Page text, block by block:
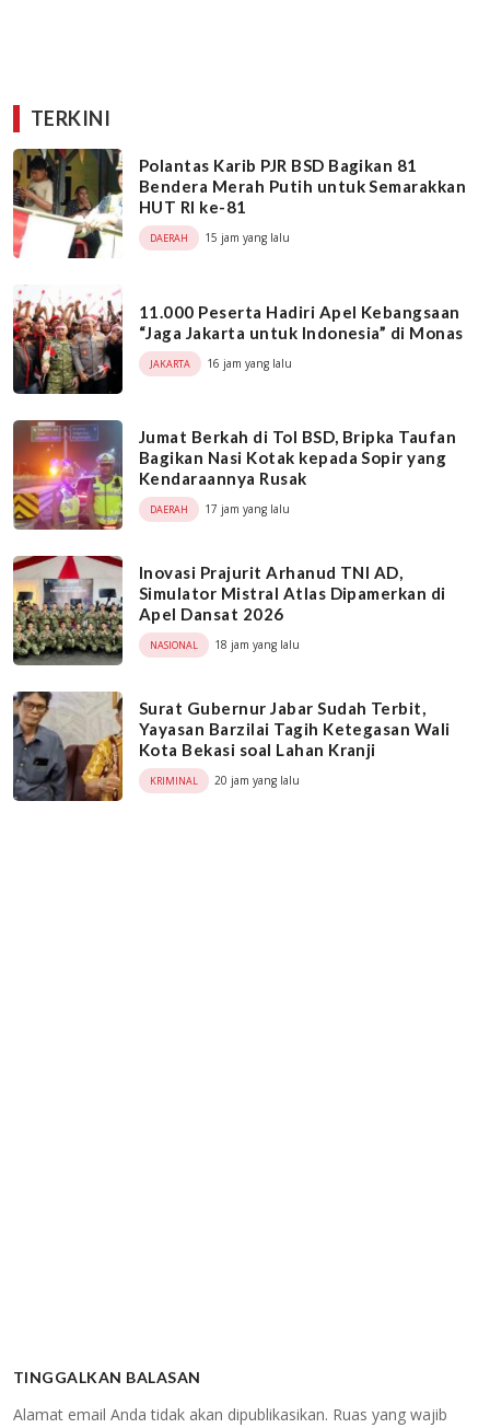
TERKINI
Polantas Karib PJR BSD Bagikan 81
Bendera Merah Putih untuk Semarakkan
HUT RI ke-81
DAERAH 15 jam yang lalu
11.000 Peserta Hadiri Apel Kebangsaan
“Jaga Jakarta untuk Indonesia” di Monas
JAKARTA 16 jam yang lalu
Jumat Berkah di Tol BSD, Bripka Taufan
Bagikan Nasi Kotak kepada Sopir yang
Kendaraannya Rusak
DAERAH 17 jam yang lalu
Inovasi Prajurit Arhanud TNI AD,
Simulator Mistral Atlas Dipamerkan di
Apel Dansat 2026
NASIONAL 18 jam yang lalu
Surat Gubernur Jabar Sudah Terbit,
Yayasan Barzilai Tagih Ketegasan Wali
Kota Bekasi soal Lahan Kranji
KRIMINAL 20 jam yang lalu
TINGGALKAN BALASAN
Alamat email Anda tidak akan dipublikasikan. Ruas yang wajib